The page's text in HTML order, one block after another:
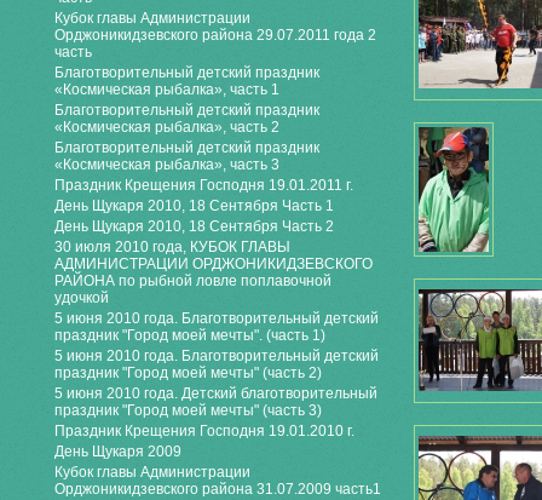
Кубок главы Администрации
Орджоникидзевского района 29.07.2011 года 2
часть
Благотворительный детский праздник
«Космическая рыбалка», часть 1
Благотворительный детский праздник
«Космическая рыбалка», часть 2
Благотворительный детский праздник
«Космическая рыбалка», часть 3
Праздник Крещения Господня 19.01.2011 г.
День Щукаря 2010, 18 Сентября Часть 1
День Щукаря 2010, 18 Сентября Часть 2
30 июля 2010 года, КУБОК ГЛАВЫ
АДМИНИСТРАЦИИ ОРДЖОНИКИДЗЕВСКОГО
РАЙОНА по рыбной ловле поплавочной
удочкой
5 июня 2010 года. Благотворительный детский
праздник "Город моей мечты". (часть 1)
5 июня 2010 года. Благотворительный детский
праздник "Город моей мечты" (часть 2)
5 июня 2010 года. Детский благотворительный
праздник "Город моей мечты" (часть 3)
Праздник Крещения Господня 19.01.2010 г.
День Щукаря 2009
Кубок главы Администрации
Орджоникидзевского района 31.07.2009 часть1